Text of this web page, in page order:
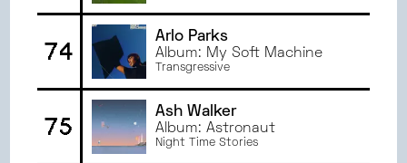
74
Arlo Parks
Album: My Soft Machine
Transgressive
75
Ash Walker
Album: Astronaut
Night Time Stories